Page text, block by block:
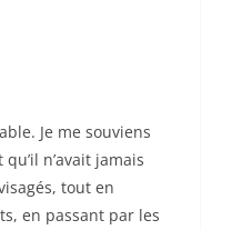
Je me souviens
n’avait jamais
tout en
en passant par les